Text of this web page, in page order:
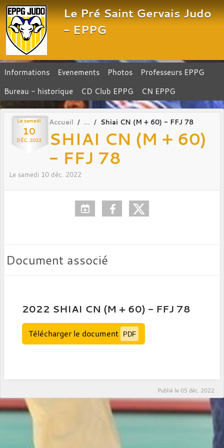
Le Pré Saint Gervais Judo
- EPPG
Informations Evenements Photos
Professeurs EPPG
Bureau - historique
CD Club EPPG CN EPPG
Le samedi
10
DÉC. 2022
Accueil Shiai CN (M + 60) - FFJ 78
SHIAI CN (M + 60)
- FFJ 78
Le samedi 10 déc. 2022
Document associé
2022 SHIAI CN (M + 60) - FFJ 78
Télécharger le document PDF
Publié le 05 déc. 2022
Panneau de gestion des cookies